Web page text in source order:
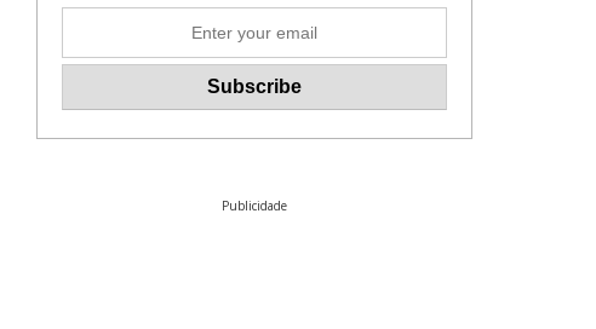
Publicidade